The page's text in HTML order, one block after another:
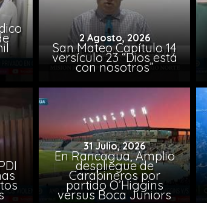
2 Agosto, 2026
San Mateo Capítulo 14
versículo 23 “Dios está
con nosotros”
31 Julio, 2026
En Rancagua, Amplio
despliegue de
Carabineros por
partido O’Higgins
versus Boca Juniors